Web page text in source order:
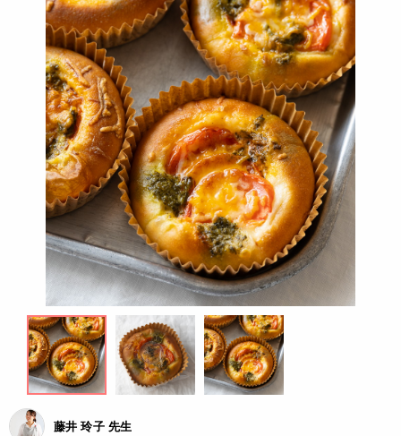
藤井 玲子 先生